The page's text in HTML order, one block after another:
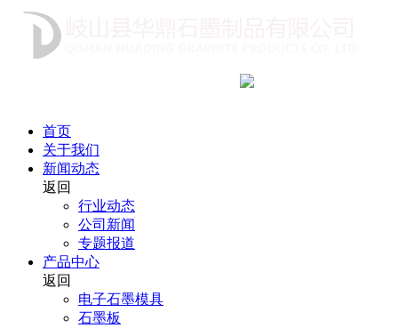
首页
关于我们
新闻动态
返回
行业动态
公司新闻
专题报道
产品中心
返回
电子石墨模具
石墨板